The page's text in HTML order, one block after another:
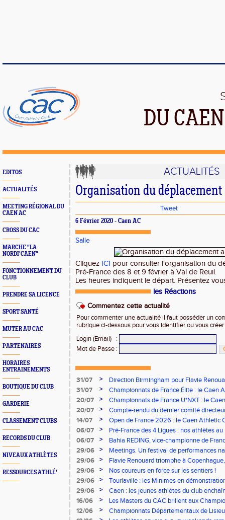
DU
EDITOS
ACTUALITÉS
MEETING RÉGIONAL DU
CAEN AC
CROSS DU CAC
MARCHE "LA
NORDI'CAEN"
FONCTIONNEMENT DU
CLUB
PRENDRE SA LICENCE
SPORT SANTÉ
MUTER AU CAC
PARTENAIRES
HORAIRES
ENTRAINEMENTS
BOUTIQUE DU CLUB
GARDERIE
CLASSEMENT CLUBS
RECORDS DU CLUB
NIVEAUX ATHLÈTES
RESSOURCES ATHLÉ'
ACTUALITÉS
Organisation du
Tweet
6 Février 2020 - Caen AC
Salle
Cliquez ICI pour consulter l'organisation du
Pré-France des 8 et 9 février à Val de Reuil.
Les heures indiquent le départ. Présentez
les Réactions
Commentez cette actualité
Pour commenter une actualité il faut posséder un
rubrique ci-dessous pour vous identifier ou vous
Login (Email)
:
Mot de Passe :
31/07 >
Direction Birmingham pour Flavie
31/07
>
Championnats de France Élite : le Caen
vous à Albi !
20/07 >
Championnats de France U*NXT : le
Stade Charléty !
20/07 >
Compte-rendu du dernier comité
14/07
>
Open de France 2026 : le Caen Athletic
06/07
>
Pré-France des 4 Ligues : nos athlètes
06/07
>
Bahia REDING, vice-championne de
29/06
>
Meetings. Un festival de performances
concours
29/06 >
Flavie Renouard triomphe à
brillent sur tous les fronts
29/06 >
Nos coureurs en force sur les sentiers !
29/06
>
Tourlaville : les Minimes en
29/06
>
Caen : les jeunes athlètes du club
16/06
>
Les Masters du CAC brillent aux
12/06
>
Championnats Départementaux de